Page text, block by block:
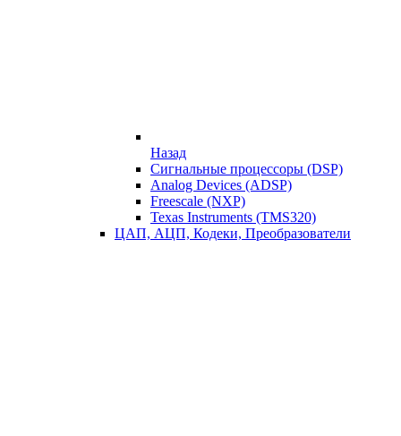
Назад
Сигнальные процессоры (DSP)
Analog Devices (ADSP)
Freescale (NXP)
Texas Instruments (TMS320)
ЦАП, АЦП, Кодеки, Преобразователи